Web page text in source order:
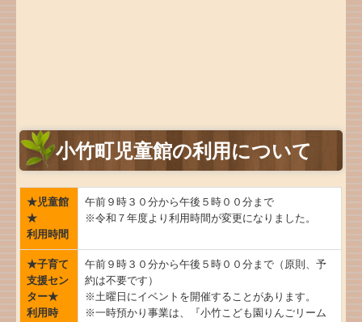
小竹町児童館の利用について
★児童館
★
利用時間
午前９時３０分から午後５時００分まで
※令和７年度より利用時間が変更になりました。
★子育て
支援セン
ター★
利用時
午前９時３０分から午後５時００分まで（原則、予
約は不要です）
※土曜日にイベントを開催することがあります。
※一時預かり事業は、『小竹こども園りんごリーム